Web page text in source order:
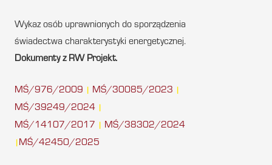
Wykaz osób uprawnionych do sporządzenia
świadectwa charakterystyki energetycznej.
Dokumenty z RW Projekt.
MŚ/976/2009 MŚ/30085/2023
MŚ/39249/2024
MŚ/14107/2017 MŚ/38302/2024
MŚ/42450/2025